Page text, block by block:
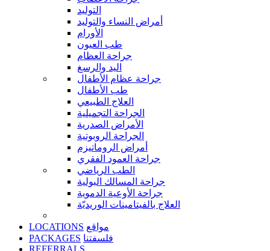
التوليد
أمراض النساء والتوليد
الأورام
طب العيون
جراحة العظام
اليد والرسغ
جراحة عظام الأطفال
طب الأطفال
العلاج الطبيعي
الجراحة التجميلية
الأمراض الصدرية
الجراحة الروبوتية
أمراض الروماتيزم
جراحة العمود الفقري
الطب الرياضي
جراحة المسالك البولية
جراحة الأوعية الدموية
العلاج بالفيتامينات الوريديّة
LOCATIONS مواقع
PACKAGES فلسفتنا
REFERRALS